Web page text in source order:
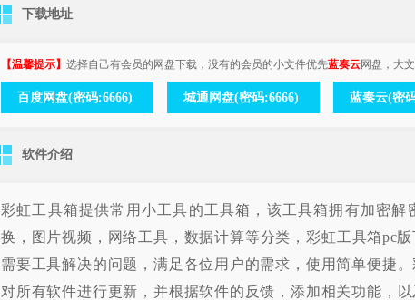
下载地址
【温馨提示】 选择自己有会员的网盘下载，没有的会员的小文件优先蓝奏云网盘，大
百度网盘(密码:6666) 城通网盘(密码:6666) 蓝奏云(密
软件介绍
彩虹工具箱提供常用小工具的工具箱，该工具箱拥有加密解
换，图片视频，网络工具，数据计算等分类，彩虹工具箱pc
需要工具解决的问题，满足各位用户的需求，使用简单便捷
对所有软件进行更新，并根据软件的反馈，添加相关功能，